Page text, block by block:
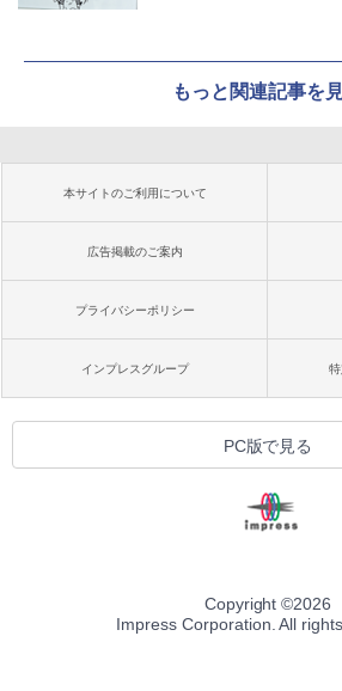
もっと関連記事を
本サイトのご利用について
広告掲載のご案内
プライバシーポリシー
インプレスグループ
PC版で見る
Copyright ©2026
Impress Corporation. All